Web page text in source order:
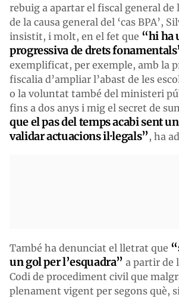
rebuig a apartar el fiscal general de
de la causa general del ‘cas BPA’,
insistit, i molt, en el fet que “hi ha
progressiva de drets
exemplificat, per exemple, amb la
fiscalia d’ampliar l’abast de les
o la voluntat també del ministeri
fins a dos anys i mig el secret de
que el pas del temps acabi sent
validar actuacions il·legals”, ha
També ha denunciat el lletrat que
un gol per l’esquadra” a partir de
Codi de procediment civil que
plenament vigent per segons què,